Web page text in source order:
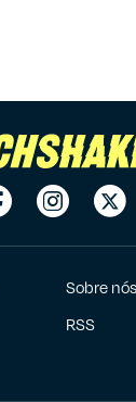
Sobre nós
RSS